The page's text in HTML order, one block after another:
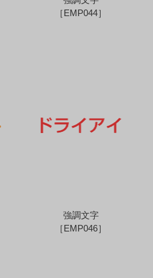
［EMP044］
強調文字
［EMP046］